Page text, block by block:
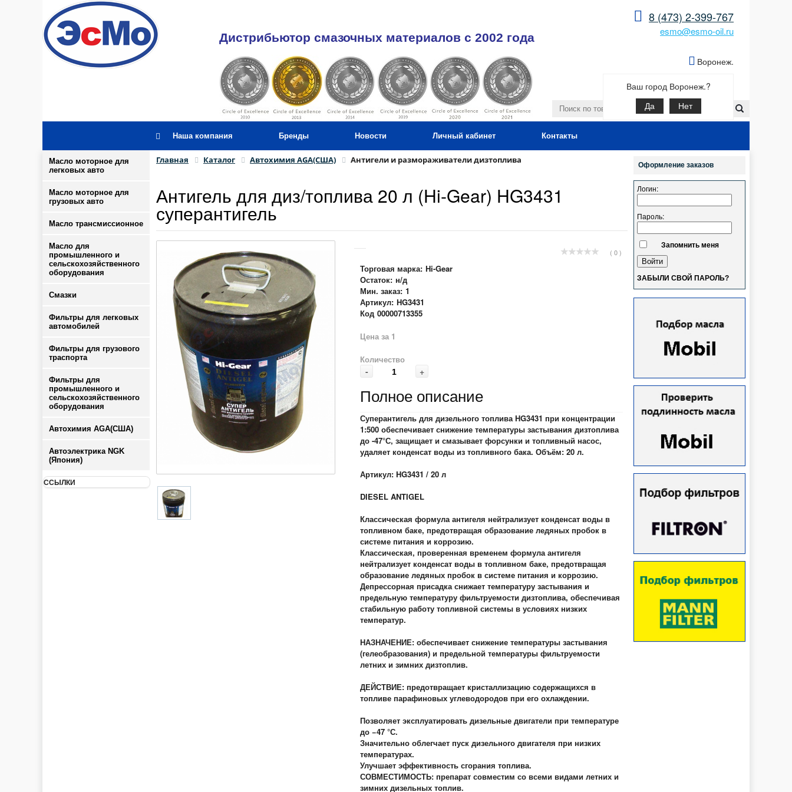
8 (473) 2-399-767
esmo@esmo-oil.ru
Дистрибьютор смазочных материалов c 2002 года
Воронеж.
Ваш город Воронеж.?
Да Нет
Наша компания Бренды Новости Личный кабинет Контакты
Масло моторное для
легковых авто
Масло моторное для
грузовых авто
Масло трансмиссионное
Масло для
промышленного и
сельскохозяйственного
оборудования
Смазки
Фильтры для легковых
автомобилей
Фильтры для грузового
траспорта
Фильтры для
промышленного и
сельскохозяйственного
оборудования
Автохимия AGA(США)
Автоэлектрика NGK
(Япония)
ССЫЛКИ
Главная Каталог Автохимия AGA(США) Антигели и размораживатели дизтоплива
Антигель для диз/топлива 20 л (Hi-Gear) HG3431
суперантигель
( 0 )
Торговая марка: Hi-Gear
Остаток: н/д
Мин. заказ: 1
Артикул: HG3431
Код 00000713355
Цена за 1
Количество
- +
Полное описание
Суперантигель для дизельного топлива HG3431 при концентрации
1:500 обеспечивает снижение температуры застывания дизтоплива
до -47°С, защищает и смазывает форсунки и топливный насос,
удаляет конденсат воды из топливного бака. Объём: 20 л.
Артикул: HG3431 / 20 л
DIESEL ANTIGEL
Классическая формула антигеля нейтрализует конденсат воды в
топливном баке, предотвращая образование ледяных пробок в
системе питания и коррозию.
Классическая, проверенная временем формула антигеля
нейтрализует конденсат воды в топливном баке, предотвращая
образование ледяных пробок в системе питания и коррозию.
Депрессорная присадка снижает температуру застывания и
предельную температуру фильтруемости дизтоплива, обеспечивая
стабильную работу топливной системы в условиях низких
температур.
НАЗНАЧЕНИЕ: обеспечивает снижение температуры застывания
(гелеобразования) и предельной температуры фильтруемости
летних и зимних дизтоплив.
ДЕЙСТВИЕ: предотвращает кристаллизацию содержащихся в
топливе парафиновых углеводородов при его охлаждении.
Позволяет эксплуатировать дизельные двигатели при температуре
до −47 °С.
Значительно облегчает пуск дизельного двигателя при низких
температурах.
Улучшает эффективность сгорания топлива.
СОВМЕСТИМОСТЬ: препарат совместим со всеми видами летних и
зимних дизельных топлив.
Оформление заказов
Логин:
Пароль:
Запомнить меня
ЗАБЫЛИ СВОЙ ПАРОЛЬ?